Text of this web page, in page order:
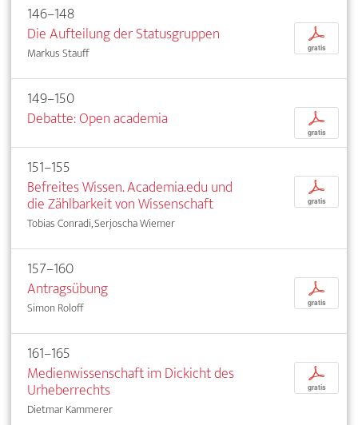
146–148
Die Aufteilung der Statusgruppen
Markus Stauff
p
gratis
149–150
Debatte: Open academia
p
gratis
151–155
Befreites Wissen. Academia.edu und
die Zählbarkeit von Wissenschaft
Tobias Conradi, Serjoscha Wiemer
p
gratis
157–160
Antragsübung
Simon Roloff
p
gratis
161–165
Medienwissenschaft im Dickicht des
Urheberrechts
Dietmar Kammerer
p
gratis